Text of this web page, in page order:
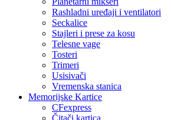
Rashladni uređaji i ventilatori
Seckalice
Stajleri i prese za kosu
Telesne vage
Tosteri
Trimeri
Usisivači
Vremenska stanica
Memorijske Kartice
CFexpress
Čitači kartica